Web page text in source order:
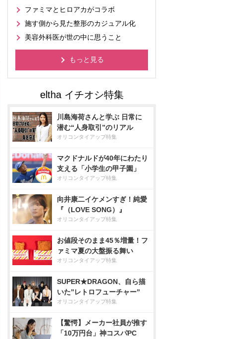
ファミマとヒロアカがコラボ
施す側から見た整形のカジュアル化
美容外科医が世の中に思うこと
もっと見る
川島海荷さんと学ぶ 日常に
潜む“人身取引”のリアル
オリコンタイアップ特集
マクドナルドが40年にわたり
支える「小学生の甲子園」
オリコンタイアップ特集
向井康二イケメンすぎ！純愛
『（LOVE SONG）』
オリコンタイアップ特集
お値段そのまま45％増量！フ
ァミマ夏の大盤振る舞い
オリコンタイアップ特集
SUPER★DRAGON、自ら描
いた”レトロフューチャー”
オリコンタイアップ特集
【驚愕】メーカー社員が推す
「10万円台」神コスパPC